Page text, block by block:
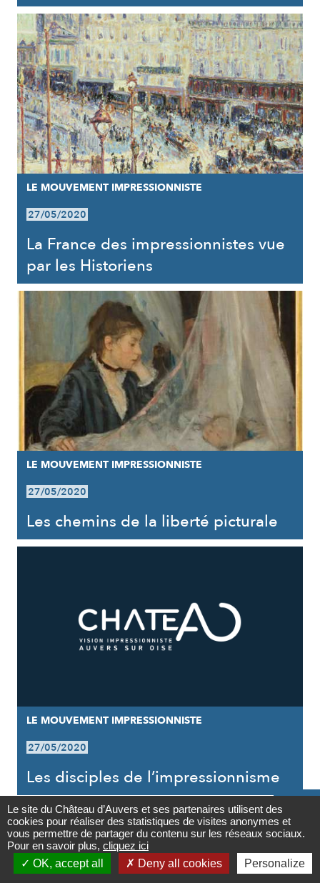
Contact

Newsletter
LE MOUVEMENT IMPRESSIONNISTE
27/05/2020
La France des impressionnistes vue
par les Historiens
LE MOUVEMENT IMPRESSIONNISTE
27/05/2020
Les chemins de la liberté picturale
LE MOUVEMENT IMPRESSIONNISTE
27/05/2020
Les disciples de l’impressionnisme
Le site du Château d’Auvers et ses partenaires utilisent des
cookies pour réaliser des statistiques de visites anonymes et
vous permettre de partager du contenu sur les réseaux sociaux.
Pour en savoir plus, cliquez ici
OK, accept all
Deny all cookies Personalize